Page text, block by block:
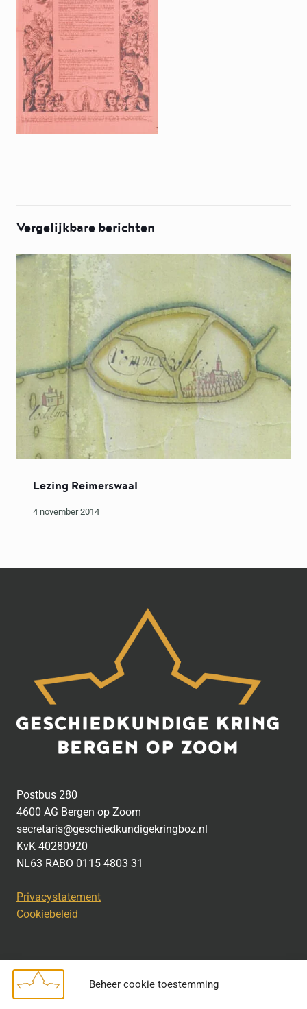
Beheer cookie toestemming
Vergelijkbare berichten
Lezing Reimerswaal
4 november 2014
Postbus 280
4600 AG Bergen op Zoom
secretaris@geschiedkundigekringboz.nl
KvK 40280920
NL63 RABO 0115 4803 31
Privacystatement
Cookiebeleid